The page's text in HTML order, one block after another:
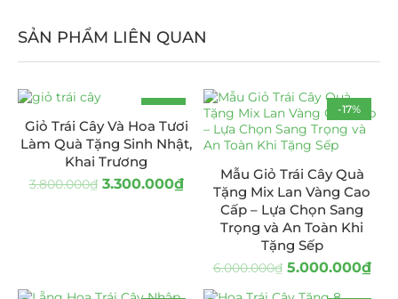
SẢN PHẨM LIÊN QUAN
-13%
Giỏ Trái Cây Và Hoa Tươi
Làm Quà Tặng Sinh Nhật,
Khai Trương
3.800.000₫ 3.300.000₫
-17%
Mẫu Giỏ Trái Cây Quà
Tặng Mix Lan Vàng Cao
Cấp – Lựa Chọn Sang
Trọng và An Toàn Khi
Tặng Sếp
6.000.000₫ 5.000.000₫